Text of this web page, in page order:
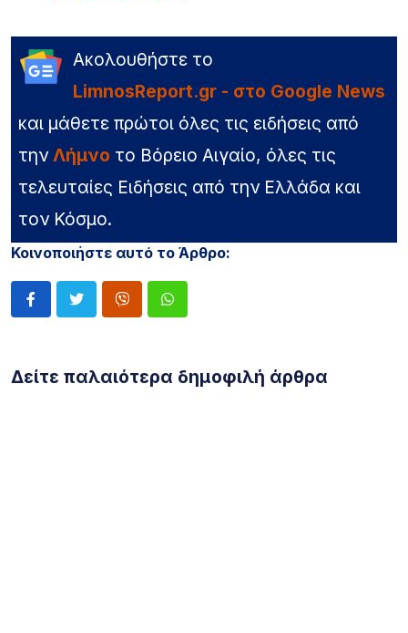
Ακολουθήστε το
LimnosReport.gr - στο Google News
και μάθετε πρώτοι όλες τις ειδήσεις από
την Λήμνο το Βόρειο Αιγαίο, όλες τις
τελευταίες Ειδήσεις από την Ελλάδα και
τον Κόσμο.
Κοινοποιήστε αυτό το Άρθρο:
Δείτε παλαιότερα δημοφιλή άρθρα